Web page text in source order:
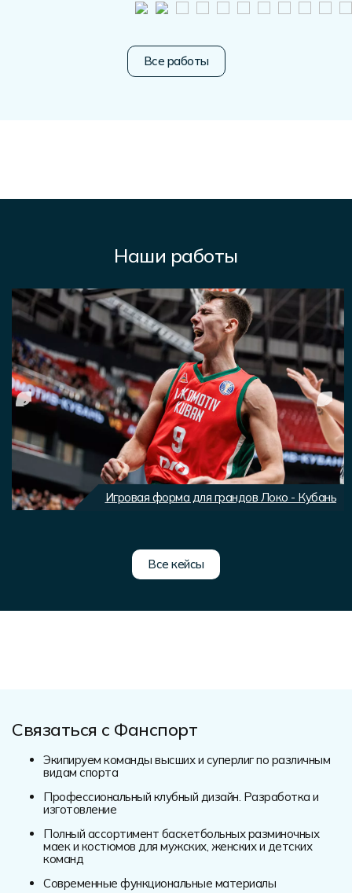
Все работы
Наши работы
Игровая форма для грандов Локо - Кубань
Все кейсы
Связаться с Фанспорт
Экипируем команды высших и суперлиг по различным
видам спорта
Профессиональный клубный дизайн. Разработка и
изготовление
Полный ассортимент баскетбольных разминочных
маек и костюмов для мужских, женских и детских
команд
Современные функциональные материалы